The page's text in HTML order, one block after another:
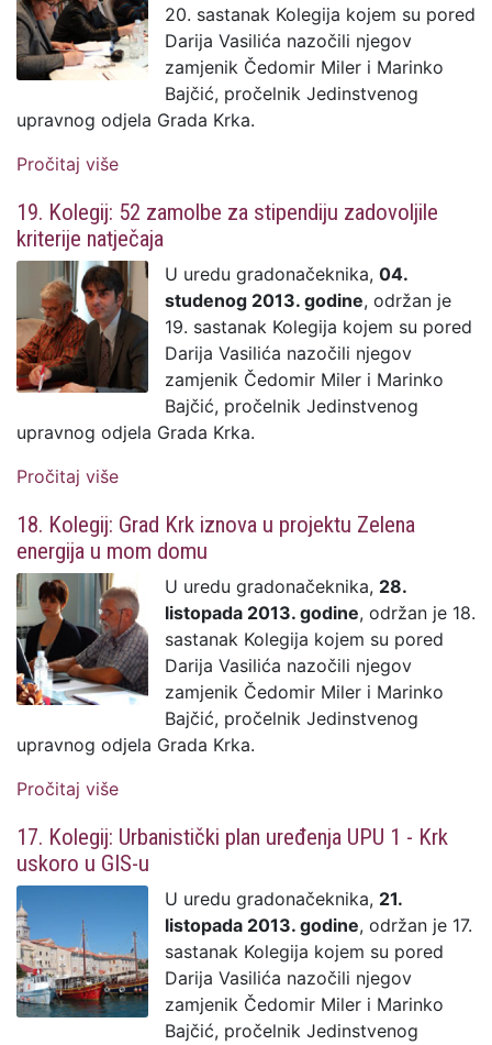
20. sastanak Kolegija kojem su pored
Darija Vasilića nazočili njegov
zamjenik Čedomir Miler i Marinko
Bajčić, pročelnik Jedinstvenog
upravnog odjela Grada Krka.
Pročitaj više
19. Kolegij: 52 zamolbe za stipendiju zadovoljile
kriterije natječaja
U uredu gradonačeknika, 04.
studenog 2013. godine, održan je
19. sastanak Kolegija kojem su pored
Darija Vasilića nazočili njegov
zamjenik Čedomir Miler i Marinko
Bajčić, pročelnik Jedinstvenog
upravnog odjela Grada Krka.
Pročitaj više
18. Kolegij: Grad Krk iznova u projektu Zelena
energija u mom domu
U uredu gradonačeknika, 28.
listopada 2013. godine, održan je 18.
sastanak Kolegija kojem su pored
Darija Vasilića nazočili njegov
zamjenik Čedomir Miler i Marinko
Bajčić, pročelnik Jedinstvenog
upravnog odjela Grada Krka.
Pročitaj više
17. Kolegij: Urbanistički plan uređenja UPU 1 - Krk
uskoro u GIS-u
U uredu gradonačeknika, 21.
listopada 2013. godine, održan je 17.
sastanak Kolegija kojem su pored
Darija Vasilića nazočili njegov
zamjenik Čedomir Miler i Marinko
Bajčić, pročelnik Jedinstvenog